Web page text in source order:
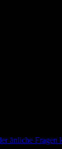
änliche Fragen